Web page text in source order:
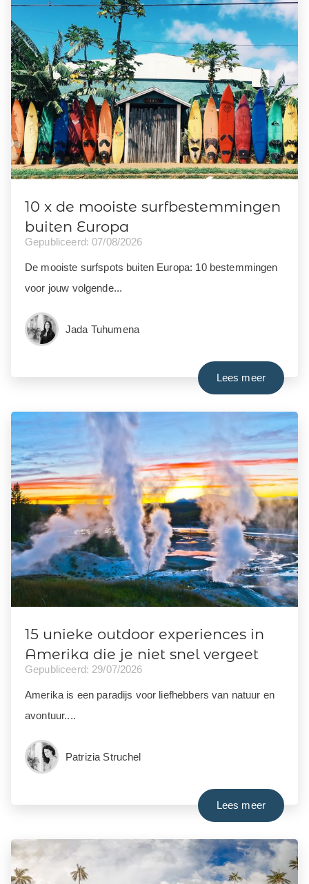
10 x de mooiste surfbestemmingen
buiten Europa
Gepubliceerd: 07/08/2026
De mooiste surfspots buiten Europa: 10 bestemmingen
voor jouw volgende...
Jada Tuhumena
Lees meer
15 unieke outdoor experiences in
Amerika die je niet snel vergeet
Gepubliceerd: 29/07/2026
Amerika is een paradijs voor liefhebbers van natuur en
avontuur....
Patrizia Struchel
Lees meer